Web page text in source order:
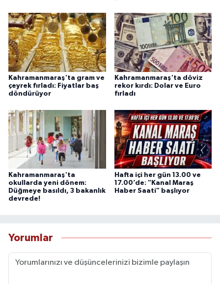
Kahramanmaraş'ta gram ve
çeyrek fırladı: Fiyatlar baş
döndürüyor
Kahramanmaraş'ta döviz
rekor kırdı: Dolar ve Euro
fırladı
Kahramanmaraş'ta
okullarda yeni dönem:
Düğmeye basıldı, 3 bakanlık
devrede!
Hafta içi her gün 13.00 ve
17.00’de: "Kanal Maraş
Haber Saati" başlıyor
Yorumlar